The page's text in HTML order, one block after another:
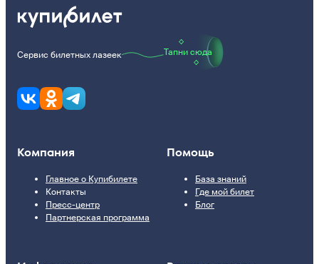
Сервис билетных лазеек Тапни сюда
Компания
Главное о Купибилете
Контакты
Пресс-центр
Партнерская программа
Помощь
База знаний
Где мой билет
Блог